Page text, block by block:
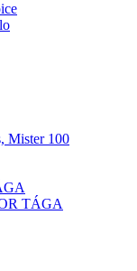
Mister 100
TÁGA